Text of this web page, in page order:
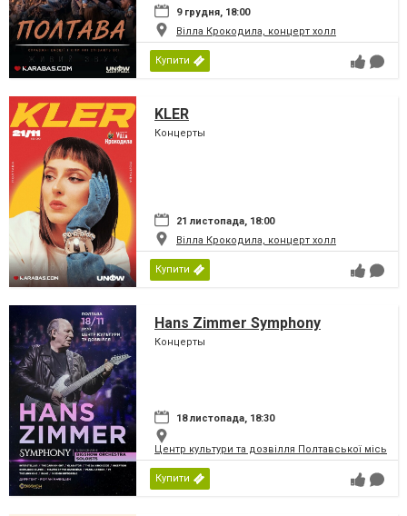
9 грудня, 18:00
Вілла Крокодила, концерт холл
Купити
KLER
Концерты
21 листопада, 18:00
Вілла Крокодила, концерт холл
Купити
Hans Zimmer Symphony
Концерты
18 листопада, 18:30
Центр культури та дозвілля Полтавської
Купити